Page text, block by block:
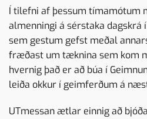
Í tilefni af þessum tímamótum
almenningi á sérstaka dagskrá
sem gestum gefst meðal
fræðast um tæknina sem kom
hvernig það er að búa í
leiða okkur í geimferðum á
UTmessan ætlar einnig að